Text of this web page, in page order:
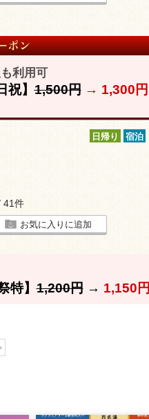
利用可
祝】1,500円→ 1,300円
日帰り 宿泊
41件
お気に入りに追加
特】1,200円→ 1,150円